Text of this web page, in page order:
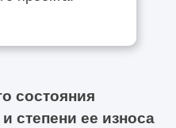
состояния
степени ее износа